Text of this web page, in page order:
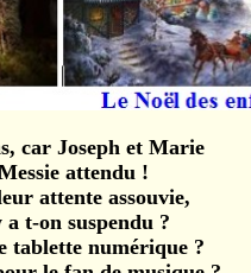
car Joseph et Marie
attendu !
attente assouvie,
t-on suspendu ?
numérique ?